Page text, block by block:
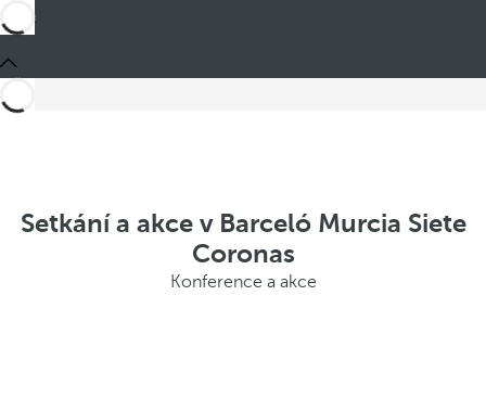
Setkání a akce v Barceló Murcia Siete
Coronas
Konference a akce